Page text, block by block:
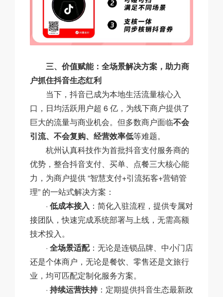
三、价值赋能：全场景解决方案，助力商
户抓住抖音生态红利
当下，抖音已成为本地生活流量核心入
口，日均活跃用户超 6 亿，为线下商户提供了
巨大的流量与商业机会。但多数商户面临不会
引流、不会复购、经营效率低等难题。
杭州认真科技作为首批抖音支付服务商的
优势，整合抖音支付、买单、点餐三大核心能
力，为商户提供 “智慧支付+引流拓客+营销管
理” 的一站式解决方案：
· 低成本接入 ：简化入驻流程，提供专属对
接团队，快速完成系统部署与上线，无需高额
技术投入。
· 全场景适配：无论是连锁品牌、中小门店
还是个体商户，无论是餐饮、零售还是文旅行
业，均可匹配定制化服务方案。
· 持续运营扶持：定期提供抖音生态最新政